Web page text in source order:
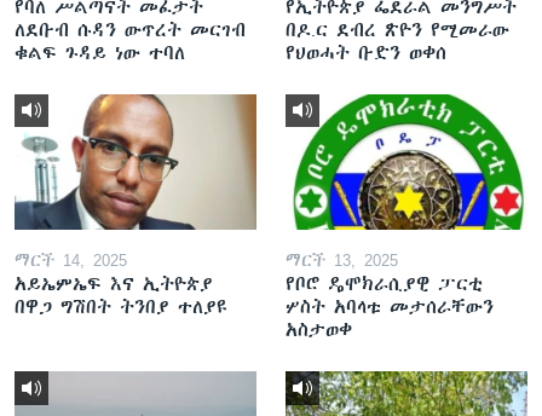
የባለ ሥልጣናት መፈታት
ለደቡብ ሱዳን ውጥረት መርገብ
ቁልፍ ጉዳይ ነው ተባለ
የኢትዮጵያ ፌደራል መንግሥት
በዶ.ር ደብረ ጽዮን የሚመራው
የህወሓት ቡድን ወቀሰ
ማርች 14, 2025
አይኤምኤፍ እና ኢትዮጵያ
በዋጋ ግሽበት ትንበያ ተለያዩ
ማርች 13, 2025
የቦሮ ዴሞክራሲያዊ ፓርቲ
ሦስት አባላቱ መታሰራቸውን
አስታወቀ